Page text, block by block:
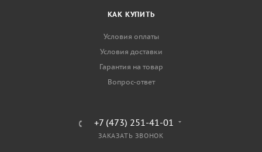
КАК КУПИТЬ
Условия оплаты
Условия доставки
Гарантия на товар
Вопрос-ответ
+7 (473) 251-41-01
ЗАКАЗАТЬ ЗВОНОК